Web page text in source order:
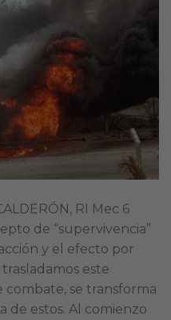
RI Mec 6
de “supervivencia”
y el efecto por
este
se transforma
de estos. Al comienzo